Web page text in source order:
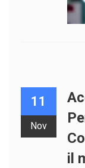
11
Nov
il